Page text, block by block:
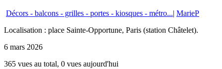
Décors - balcons - grilles - portes - kiosques - métro...| MarieP
Localisation : place Sainte-Opportune, Paris (station Châtelet).
6 mars 2026
365 vues au total, 0 vues aujourd'hui